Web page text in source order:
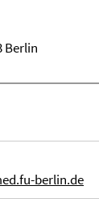
Berlin
berlin.de